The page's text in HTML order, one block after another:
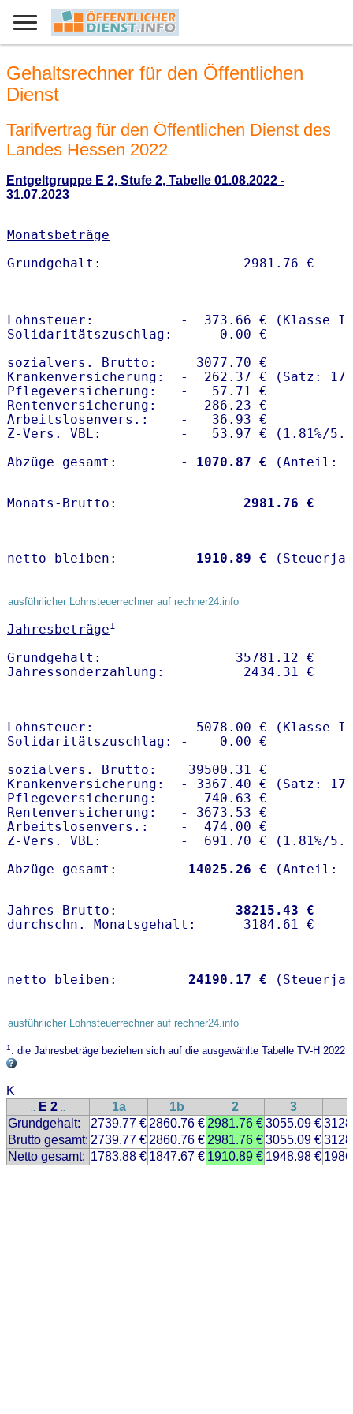
Gehaltsrechner für den Öffentlichen
Dienst
Tarifvertrag für den Öffentlichen Dienst des
Landes Hessen 2022
Entgeltgruppe E 2, Stufe 2, Tabelle 01.08.2022 -
31.07.2023
Monatsbeträge
Lohnsteuer:           -  373.66 € (Klasse I)
Solidaritätszuschlag: -    0.00 €
sozialvers. Brutto:     3077.70 €
Krankenversicherung:  -  262.37 € (Satz:
Pflegeversicherung:   -   57.71 €
Rentenversicherung:   -  286.23 €
Arbeitslosenvers.:    -   36.93 €
Z-Vers. VBL:          -   53.97 € ( 1.81%/
Abzüge gesamt:        -
1070.87 €
Monats-Brutto: 2981.76 €
netto bleiben: 1910.89 €
ausführlicher Lohnsteuerrechner auf rechner24.info
Jahresbeträge1
Grundgehalt:                 35781.12 €
Lohnsteuer:           - 5078.00 € (Klasse I)
Solidaritätszuschlag: -    0.00 €
sozialvers. Brutto:    39500.31 €
Krankenversicherung:  - 3367.40 € (Satz:
Pflegeversicherung:   -  740.63 €
Rentenversicherung:   - 3673.53 €
Arbeitslosenvers.:    -  474.00 €
Z-Vers. VBL:          -  691.70 € ( 1.81%/
Abzüge gesamt:        - 14025.26 €
Jahres-Brutto: 38215.43 €
netto bleiben: 24190.17 €
ausführlicher Lohnsteuerrechner auf rechner24.info
1: die Jahresbeträge beziehen sich auf die ausgewählte Tabelle TV-H 2022
K
.. E 2 .. 1a 1b 2 3
Grundgehalt:
2739.77 € 2860.76 € 2981.76 €3055.09 €
Brutto gesamt: 2739.77 € 2860.76 € 2981.76 €3055.09 €
Netto gesamt: 1783.88 € 1847.67 € 1910.89 € 1948.98 €